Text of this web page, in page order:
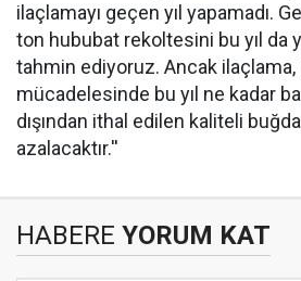
ilaçlamayı geçen yıl yapamadı.
ton hububat rekoltesini bu yıl da
tahmin ediyoruz. Ancak
mücadelesinde bu yıl ne kadar
dışından ithal edilen kaliteli
azalacaktır.''
HABERE YORUM KAT